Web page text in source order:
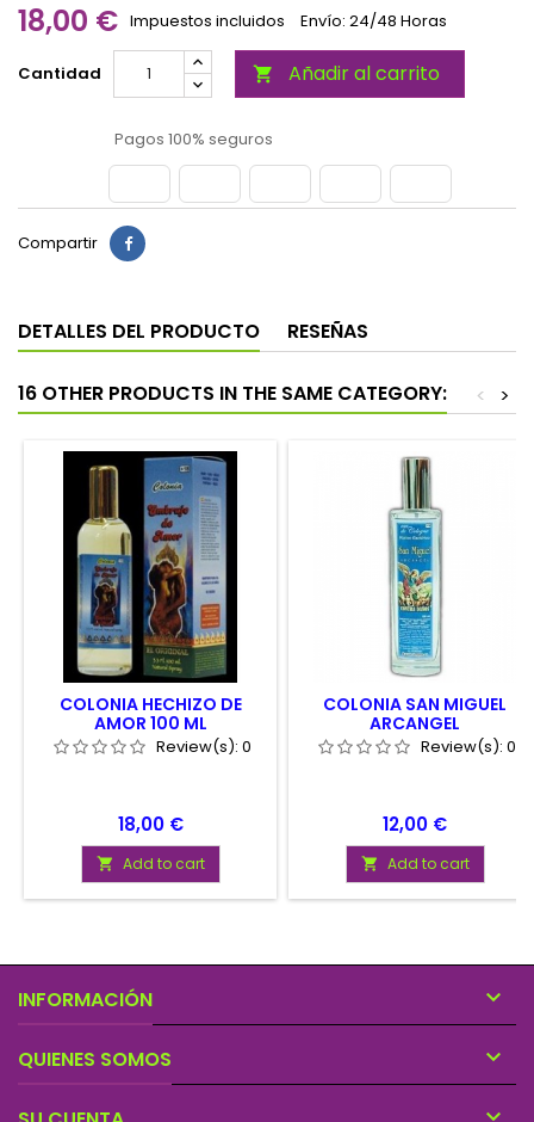
18,00 € Impuestos incluidos Envío: 24/48 Horas
Cantidad  Añadir al carrito
Pagos 100% seguros
Compartir
DETALLES DEL PRODUCTO RESEÑAS
16 OTHER PRODUCTS IN THE SAME CATEGORY: >
<
COLONIA HECHIZO DE
AMOR 100 ML
Review(s): 0
Price
18,00 €
 Add to cart
COLONIA SAN MIGUEL
ARCANGEL
Review(s): 0
Price
12,00 €
 Add to cart
INFORMACIÓN 
QUIENES SOMOS 